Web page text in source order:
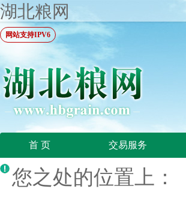
湖北粮网
网站支持IPV6
首 页 交易服务
您之处的位置上：